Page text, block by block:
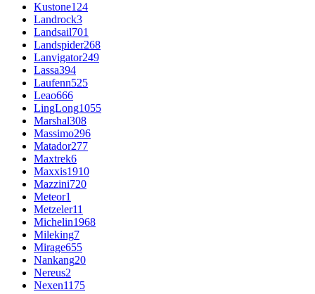
Kustone124
Landrock3
Landsail701
Landspider268
Lanvigator249
Lassa394
Laufenn525
Leao666
LingLong1055
Marshal308
Massimo296
Matador277
Maxtrek6
Maxxis1910
Mazzini720
Meteor1
Metzeler11
Michelin1968
Mileking7
Mirage655
Nankang20
Nereus2
Nexen1175